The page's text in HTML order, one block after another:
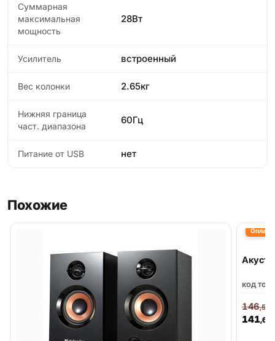
Суммарная
максимальная
мощность
28Вт
Усилитель встроенный
Вес колонки 2.65кг
Нижняя граница
част. диапазона
60Гц
Питание от USB нет
Похожие
Оплата
код
141,60
146,56